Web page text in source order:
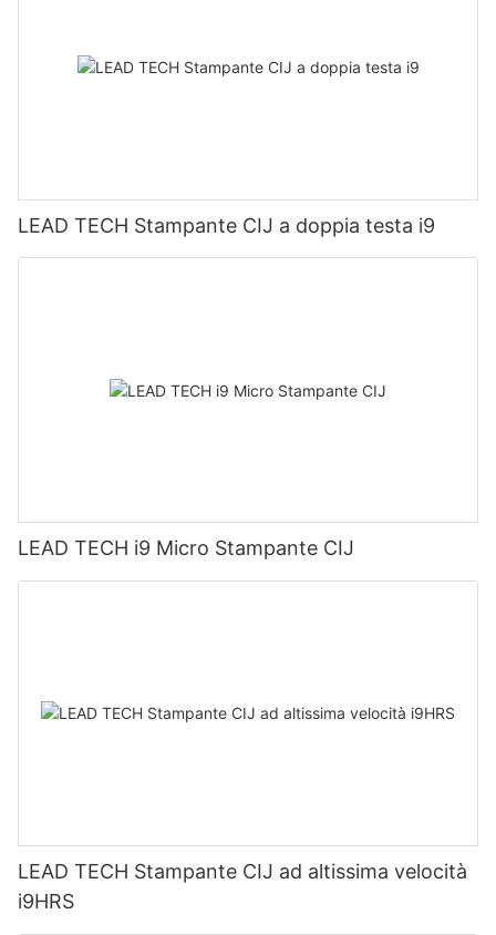
LEAD TECH Stampante CIJ a doppia testa i9
LEAD TECH i9 Micro Stampante CIJ
LEAD TECH Stampante CIJ ad altissima velocità
i9HRS